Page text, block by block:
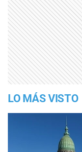
LO MÁS VISTO